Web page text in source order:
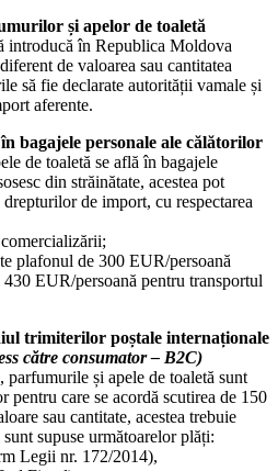
și apelor de toaletă
introducă în Republica Moldova
de valoarea sau cantitatea
să fie declarate autorității vamale și
aferente.
bagajele personale ale călătorilor
de toaletă se află în bagajele
din străinătate, acestea pot
de import, cu respectarea
plafonul de 300 EUR/persoană
EUR/persoană pentru transportul
trimiterilor poștale internaționale
către consumator – B2C)
și apele de toaletă sunt
pentru care se acordă scutirea de 150
sau cantitate, acestea trebuie
supuse următoarelor plăți:
Legii nr. 172/2014),